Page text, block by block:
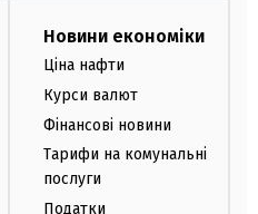
Новини економіки
Ціна нафти
Курси валют
Фінансові новини
Тарифи на комунальні
послуги
Податки